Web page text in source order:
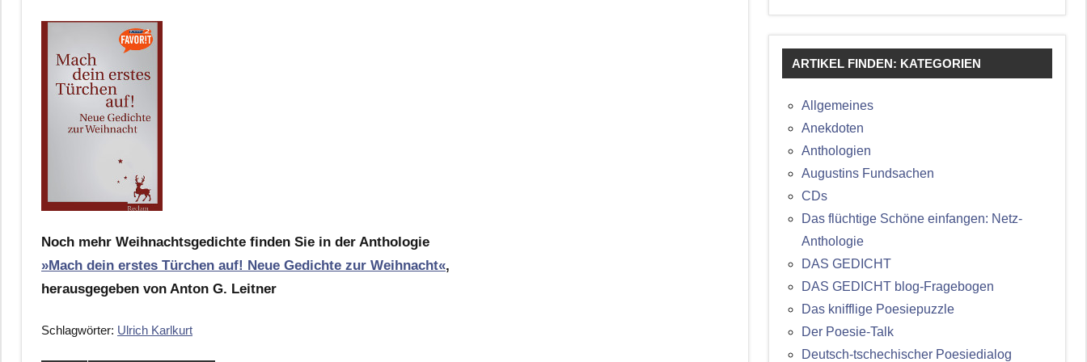
Noch mehr Weihnachtsgedichte finden Sie in der Anthologie
»Mach dein erstes Türchen auf! Neue Gedichte zur Weihnacht«,
herausgegeben von Anton G. Leitner
Schlagwörter: Ulrich Karlkurt
ARTIKEL FINDEN: KATEGORIEN
Allgemeines
Anekdoten
Anthologien
Augustins Fundsachen
CDs
Das flüchtige Schöne einfangen: Netz-
Anthologie
DAS GEDICHT
DAS GEDICHT blog-Fragebogen
Das knifflige Poesiepuzzle
Der Poesie-Talk
Deutsch-tschechischer Poesiedialog